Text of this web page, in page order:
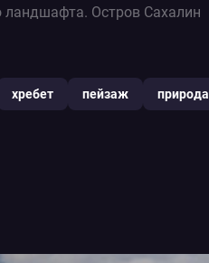
ландшафта. Остров Сахалин
хребет пейзаж природа